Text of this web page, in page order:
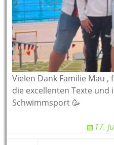
Vielen Dank Familie Mau
die excellenten Texte
Schwimmsport 🥳
17.